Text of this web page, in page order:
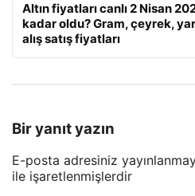
Altın fiyatları canlı 2 Nisan
kadar oldu? Gram, çeyrek,
alış satış fiyatları
Bir yanıt yazın
E-posta adresiniz
ile işaretlenmişlerdir